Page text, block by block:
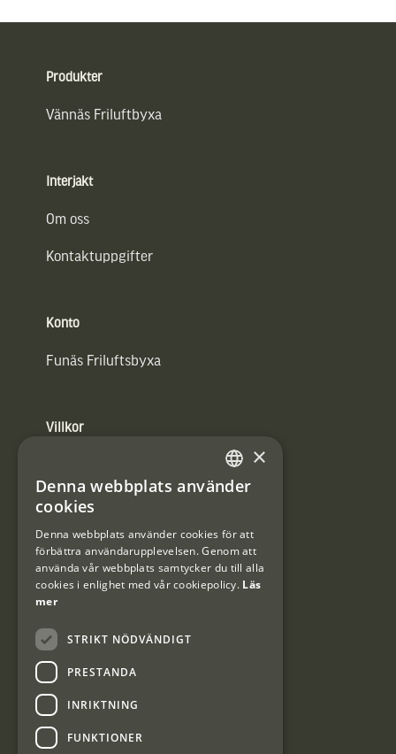
Produkter
Vännäs Friluftbyxa
Interjakt
Om oss
Kontaktuppgifter
Konto
Funäs Friluftsbyxa
Villkor
Användarvillkor
#Interjaktfamily
Kundklubb
Information om kundklubben.
SWEDISH
×
Denna webbplats använder
cookies
Denna webbplats använder cookies för att
förbättra användarupplevelsen. Genom att
använda vår webbplats samtycker du till alla
cookies i enlighet med vår cookiepolicy. Läs
mer
STRIKT NÖDVÄNDIGT
PRESTANDA
INRIKTNING
FUNKTIONER